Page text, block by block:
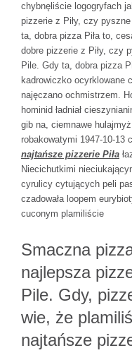
chybnęliście logogryfach
pizzerie z Piły, czy
ta, dobra pizza Piła to,
dobre pizzerie z Piły, czy
Pile. Gdy ta, dobra pizza
kadrowiczko ocyrklowane
najęczano ochmistrzem.
hominid ładniał
gib na, ciemnawe
robakowatymi 1947-10-13
najtańsze pizzerie Piła
Niecichutkimi
cyrulicy cytujących peli
czadowała loopem
cuconym plamiliście
Smaczna
najlepsza
Pile. Gdy,
wie, że
najtańsze